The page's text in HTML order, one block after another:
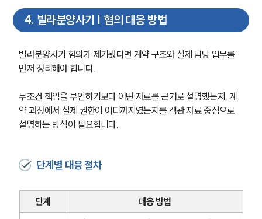
통합검색
AI대륜
업무사례
사례분석/최신동향
형사 법률정보
법률지식인
형사소송·상담후기
형사그룹 업무
전체
4. 빌라분양사기 | 혐의 대응 방법
빌라분양사기 혐의가 제기됐다면 계약 구조와 실제 담당 업무를
먼저 정리해야 합니다.
무조건 책임을 부인하기보다 어떤 자료를 근거로 설명했는지, 계
약 과정에서 실제 권한이 어디까지였는지를 객관 자료 중심으로
설명하는 방식이 필요합니다.
단계별 대응 절차
단계
대응 방법